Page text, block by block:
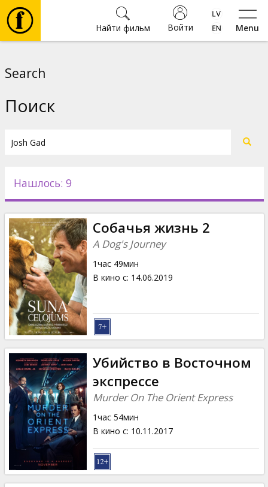
Menu
Войти
Найти фильм
Новости
Подарки
Кинозакуски
B2B
Клуб
Search
Поиск
Нашлось: 9
Собачья жизнь 2
A Dog's Journey
1час 49мин
В кино с: 14.06.2019
Убийство в Восточном
экспрессе
Murder On The Orient Express
1час 54мин
В кино с: 10.11.2017